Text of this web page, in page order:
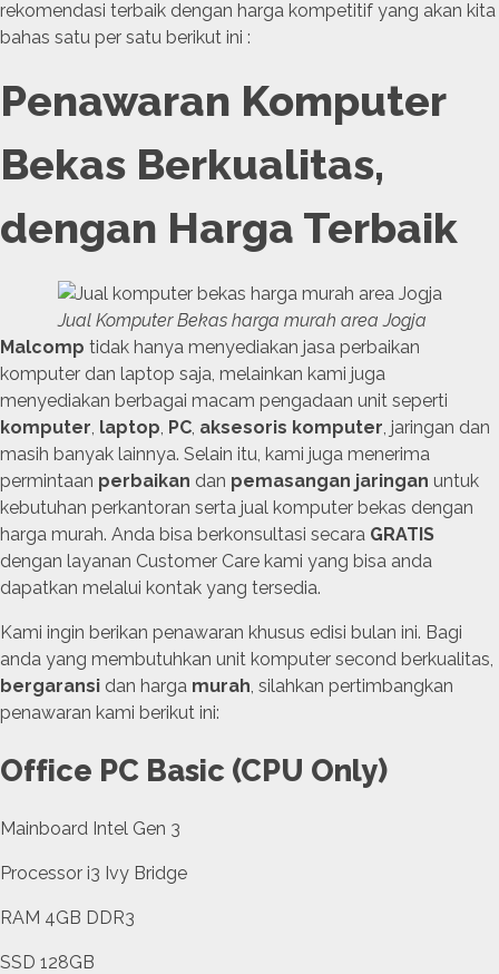
rekomendasi terbaik dengan harga kompetitif yang akan kita
bahas satu per satu berikut ini :
Penawaran Komputer
Bekas Berkualitas,
dengan Harga Terbaik
Jual Komputer Bekas harga murah area Jogja
Malcomp tidak hanya menyediakan jasa perbaikan
komputer dan laptop saja, melainkan kami juga
menyediakan berbagai macam pengadaan unit seperti
komputer laptop PC aksesoris komputer , jaringan dan
masih banyak lainnya. Selain itu, kami juga menerima
permintaan perbaikan dan pemasangan jaringan untuk
kebutuhan perkantoran serta jual komputer bekas dengan
harga murah. Anda bisa berkonsultasi secara GRATIS
dengan layanan Customer Care kami yang bisa anda
dapatkan melalui kontak yang tersedia.
Kami ingin berikan penawaran khusus edisi bulan ini. Bagi
anda yang membutuhkan unit komputer second berkualitas,
bergaransi dan harga murah , silahkan pertimbangkan
penawaran kami berikut ini:
Office PC Basic (CPU Only)
Mainboard Intel Gen 3
Processor i3 Ivy Bridge
RAM 4GB DDR3
SSD 128GB